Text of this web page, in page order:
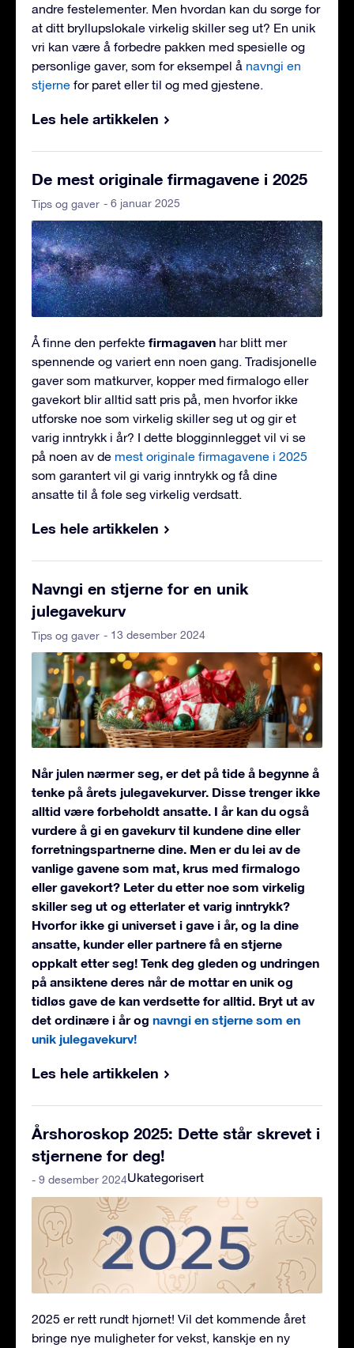
andre festelementer. Men hvordan kan du sørge for
at ditt bryllupslokale virkelig skiller seg ut? En unik
vri kan være å forbedre pakken med spesielle og
personlige gaver, som for eksempel å navngi en
stjerne for paret eller til og med gjestene.
Les hele artikkelen
De mest originale firmagavene i 2025
Tips og gaver - 6 januar 2025
Å finne den perfekte firmagaven har blitt mer
spennende og variert enn noen gang. Tradisjonelle
gaver som matkurver, kopper med firmalogo eller
gavekort blir alltid satt pris på, men hvorfor ikke
utforske noe som virkelig skiller seg ut og gir et
varig inntrykk i år? I dette blogginnlegget vil vi se
på noen av de mest originale firmagavene i 2025
som garantert vil gi varig inntrykk og få dine
ansatte til å føle seg virkelig verdsatt.
Les hele artikkelen
Navngi en stjerne for en unik
julegavekurv
Tips og gaver - 13 desember 2024
Når julen nærmer seg, er det på tide å begynne å
tenke på årets julegavekurver. Disse trenger ikke
alltid være forbeholdt ansatte. I år kan du også
vurdere å gi en gavekurv til kundene dine eller
forretningspartnerne dine. Men er du lei av de
vanlige gavene som mat, krus med firmalogo
eller gavekort? Leter du etter noe som virkelig
skiller seg ut og etterlater et varig inntrykk?
Hvorfor ikke gi universet i gave i år, og la dine
ansatte, kunder eller partnere få en stjerne
oppkalt etter seg! Tenk deg gleden og undringen
på ansiktene deres når de mottar en unik og
tidløs gave de kan verdsette for alltid. Bryt ut av
det ordinære i år og navngi en stjerne som en
unik julegavekurv!
Les hele artikkelen
Årshoroskop 2025: Dette står skrevet i
stjernene for deg!
Ukategorisert
- 9 desember 2024
2025 er rett rundt hjørnet! Vil det kommende året
bringe nye muligheter for vekst, kanskje en ny